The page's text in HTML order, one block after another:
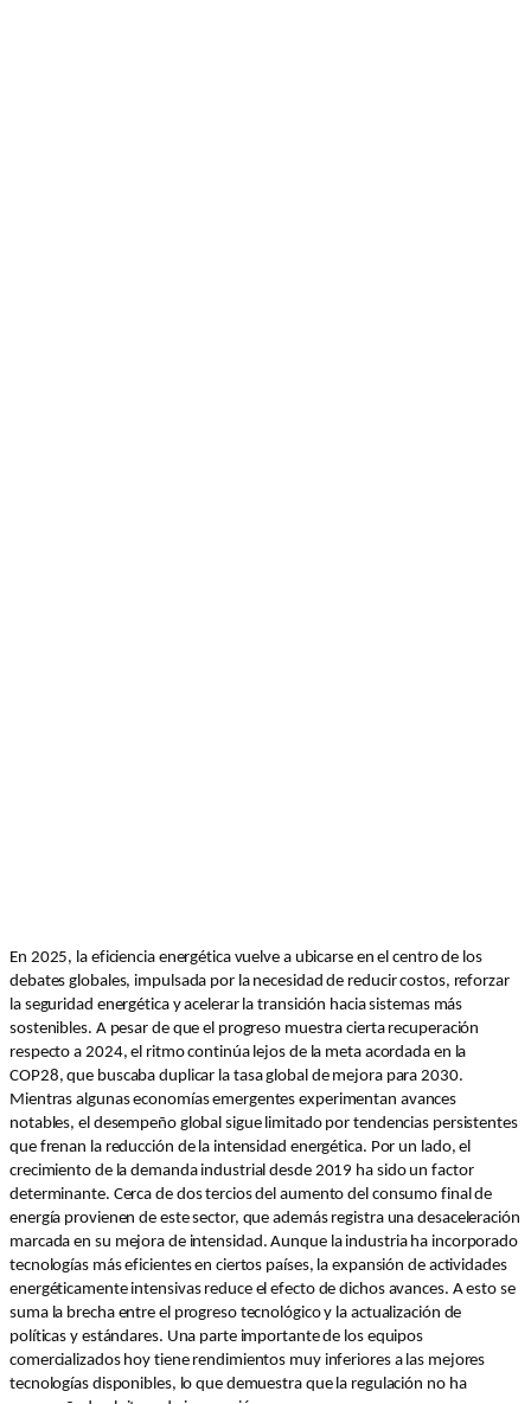
En 2025, la eficiencia energética vuelve a ubicarse en el centro de los
debates globales, impulsada por la necesidad de reducir costos, reforzar
la seguridad energética y acelerar la transición hacia sistemas más
sostenibles. A pesar de que el progreso muestra cierta recuperación
respecto a 2024, el ritmo continúa lejos de la meta acordada en la
COP28, que buscaba duplicar la tasa global de mejora para 2030.
Mientras algunas economías emergentes experimentan avances
notables, el desempeño global sigue limitado por tendencias persistentes
que frenan la reducción de la intensidad energética. Por un lado, el
crecimiento de la demanda industrial desde 2019 ha sido un factor
determinante. Cerca de dos tercios del aumento del consumo final de
energía provienen de este sector, que además registra una desaceleración
marcada en su mejora de intensidad. Aunque la industria ha incorporado
tecnologías más eficientes en ciertos países, la expansión de actividades
energéticamente intensivas reduce el efecto de dichos avances. A esto se
suma la brecha entre el progreso tecnológico y la actualización de
políticas y estándares. Una parte importante de los equipos
comercializados hoy tiene rendimientos muy inferiores a las mejores
tecnologías disponibles, lo que demuestra que la regulación no ha